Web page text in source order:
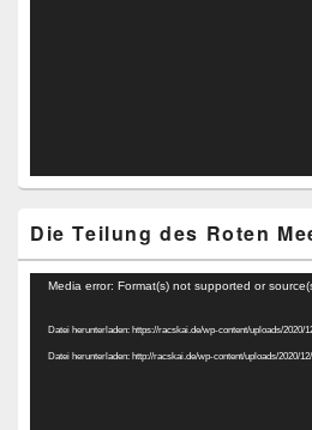
Die Teilung des Roten
Video-
Media error: Format(s) not supported or
Datei herunterladen: https://racskai.de/wp-content/uploads/
Datei herunterladen: http://racskai.de/wp-content/uploads/2020/